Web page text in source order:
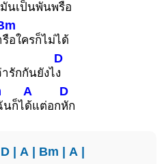
นเป็นพันพรือ
รือใครก็ไม่ได้
ารักกันยังไ
D
ง
นก็ไ
A
ด้แต่อก
D
หัก
D | A | Bm | A |